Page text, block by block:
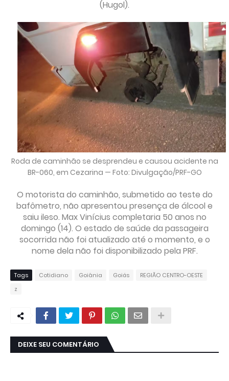
(Hugol).
Roda de caminhão se desprendeu e causou acidente na
BR-060, em Cezarina — Foto: Divulgação/PRF-GO
O motorista do caminhão, submetido ao teste do
bafômetro, não apresentou presença de álcool e
saiu ileso. Max Vinícius completaria 50 anos no
domingo (14). O estado de saúde da passageira
socorrida não foi atualizado até o momento, e o
nome dela não foi disponibilizado pela PRF.
Tags Cotidiano Goiânia Goiás
REGIÃO CENTRO-OESTE
z
DEIXE SEU COMENTÁRIO